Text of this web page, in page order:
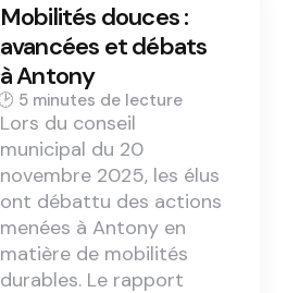
Mobilités douces :
avancées et débats
à Antony
5 min
Lors du conseil
municipal du 20
novembre 2025, les élus
ont débattu des actions
menées à Antony en
matière de mobilités
durables. Le rapport